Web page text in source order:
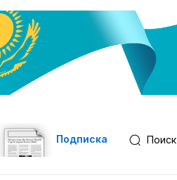
Подписка Поиск